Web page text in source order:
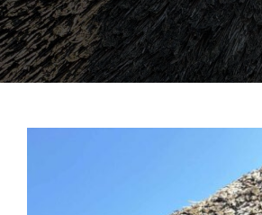
Rietpraat